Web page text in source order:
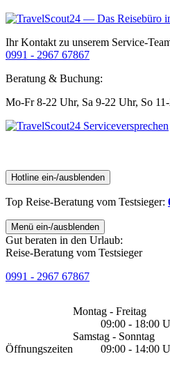
Ihr Kontakt zu unserem Service-
0991 - 2967 67867
Beratung & Buchung:
Mo-Fr 8-22 Uhr, Sa 9-22 Uhr, So
Hotline ein-/ausblenden
Top Reise-Beratung vom Testsieger:
Menü ein-/ausblenden
Gut beraten in den Urlaub:
Reise-Beratung vom Testsieger
0991 - 2967 67867
Öffnungszeiten
Montag - Freitag
09:00 - 18:00
Samstag - Sonntag
09:00 - 14:00